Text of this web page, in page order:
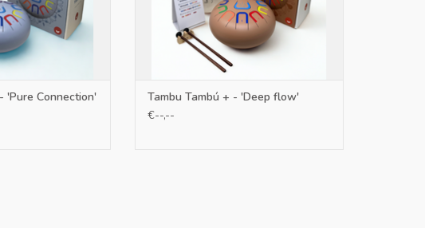
'Pure Connection'
Tambu Tambú + - 'Deep flow'
€--,--